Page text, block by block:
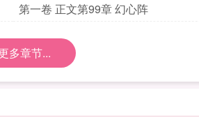
第一卷 正文第99章 幻心阵
多章节...